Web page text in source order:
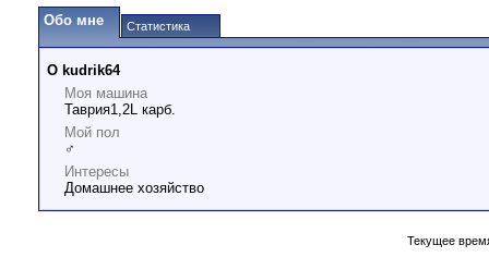
Обо мне Статистика
О kudrik64
Моя машина
Таврия1,2L карб.
Мой пол
♂
Интересы
Домашнее хозяйство
Текущее